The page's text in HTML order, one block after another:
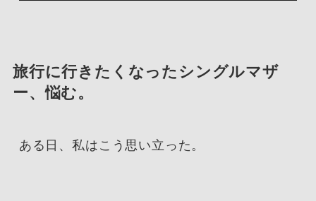
旅行に行きたくなったシングルマザ
ー、悩む。
ある日、私はこう思い立った。